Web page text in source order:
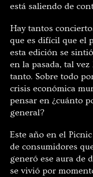
está saliendo de
Hay tantos
que es difícil que el
esta edición se
en la pasada, tal
tanto. Sobre todo
crisis económica
pensar en ¿cuánto
general?
Este año en el
de consumidores
generó ese aura de
se vivió por